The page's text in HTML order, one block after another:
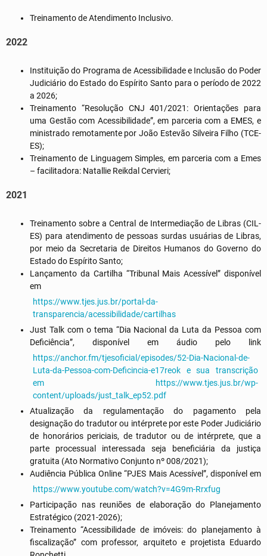
Treinamento de Atendimento Inclusivo.
2022
Instituição do Programa de Acessibilidade e Inclusão do Poder
Judiciário do Estado do Espírito Santo para o período de 2022
a 2026;
Treinamento “Resolução CNJ 401/2021: Orientações para
uma Gestão com Acessibilidade”, em parceria com a EMES, e
ministrado remotamente por João Estevão Silveira Filho (TCE-
ES);
Treinamento de Linguagem Simples, em parceria com a Emes
– facilitadora: Natallie Reikdal Cervieri;
2021
Treinamento sobre a Central de Intermediação de Libras (CIL-
ES) para atendimento de pessoas surdas usuárias de Libras,
por meio da Secretaria de Direitos Humanos do Governo do
Estado do Espírito Santo;
Lançamento da Cartilha “Tribunal Mais Acessível” disponível
em
https://www.tjes.jus.br/portal-da-
transparencia/acessibilidade/cartilhas
Just Talk com o tema “Dia Nacional da Luta da Pessoa com
Deficiência”, disponível em áudio pelo link
https://anchor.fm/tjesoficial/episodes/52-Dia-Nacional-de-
Luta-da-Pessoa-com-Deficincia-e17reok e sua transcrição
em https://www.tjes.jus.br/wp-
content/uploads/just_talk_ep52.pdf
Atualização da regulamentação do pagamento pela
designação do tradutor ou intérprete por este Poder Judiciário
de honorários periciais, de tradutor ou de intérprete, que a
parte processual interessada seja beneficiária da justiça
gratuita (Ato Normativo Conjunto nº 008/2021);
Audiência Pública Online “PJES Mais Acessível”, disponível em
https://www.youtube.com/watch?v=4G9m-Rrxfug
Participação nas reuniões de elaboração do Planejamento
Estratégico (2021-2026);
Treinamento “Acessibilidade de imóveis: do planejamento à
fiscalização” com professor, arquiteto e projetista Eduardo